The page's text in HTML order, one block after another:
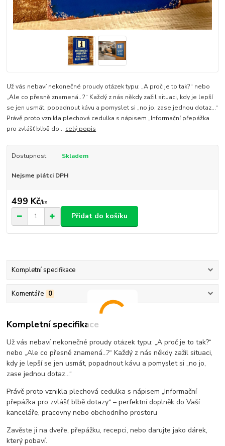
Už vás nebaví nekonečné proudy otázek typu: „A proč je to tak?“ nebo
„Ale co přesně znamená…?“ Každý z nás někdy zažil situaci, kdy je lepší
se jen usmát, popadnout kávu a pomyslet si „no jo, zase jednou dotaz...“
Právě proto vznikla plechová cedulka s nápisem „Informační přepážka
pro zvlášť blbě do... celý popis
Dostupnost Skladem
Nejsme plátci DPH
499 Kč/ks
Přidat do košíku
Kompletní specifikace
Komentáře 0
Kompletní specifikace
Už vás nebaví nekonečné proudy otázek typu: „A proč je to tak?“
nebo „Ale co přesně znamená…?“ Každý z nás někdy zažil situaci,
kdy je lepší se jen usmát, popadnout kávu a pomyslet si „no jo,
zase jednou dotaz...“
Právě proto vzniklaplechová cedulka s nápisem „Informační
přepážka pro zvlášť blbě dotazy“ – perfektní doplněk do Vaší
kanceláře, pracovny nebo obchodního prostoru
Zavěste ji na dveře, přepážku, recepci, nebo darujte jako dárek,
který pobaví.